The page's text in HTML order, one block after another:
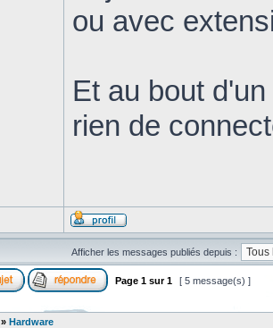
ou avec
Et au bout
rien de
Afficher les messages publiés depuis :
Page 1 sur1 [ 5 message(s) ]
» Hardware